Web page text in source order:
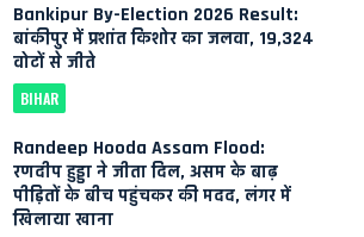
Bankipur By-Election 2026 Result:
बांकीपुर में प्रशांत किशोर का जलवा, 19,324
वोटों से जीते
BIHAR
Randeep Hooda Assam Flood:
रणदीप हुड्डा ने जीता दिल, असम के बाढ़
पीड़ितों के बीच पहुंचकर की मदद, लंगर में
खिलाया खाना